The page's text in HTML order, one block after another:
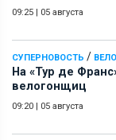
09:25 | 05 августа
СУПЕРНОВОСТЬ /
На «Тур де
велогонщиц
09:20 | 05 августа